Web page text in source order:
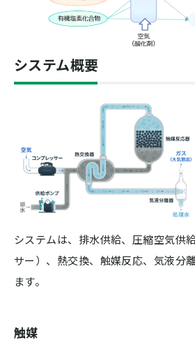
システム概要
システムは、排水供給、圧縮空気供
サー）、熱交換、触媒反応、気液分
ます。
触媒